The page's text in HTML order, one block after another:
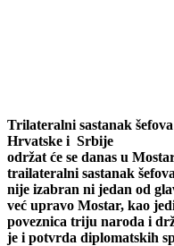
Trilateralni sastanak
Hrvatske i Srbije
održat će se danas u
trailateralni sastanak
nije izabran ni jedan od
već upravo Mostar, kao
poveznica triju naroda i
je i potvrda diplomatskih